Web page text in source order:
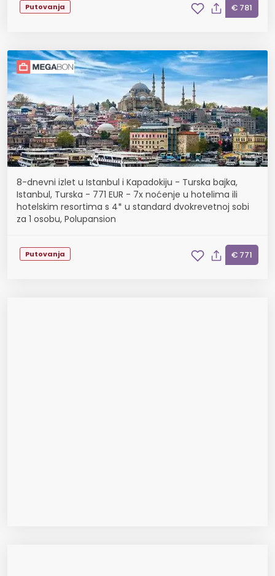
Putovanja € 781
8-dnevni izlet u Istanbul i Kapadokiju - Turska bajka,
Istanbul, Turska - 771 EUR - 7x noćenje u hotelima ili
hotelskim resortima s 4* u standard dvokrevetnoj sobi
za 1 osobu, Polupansion
Putovanja € 771